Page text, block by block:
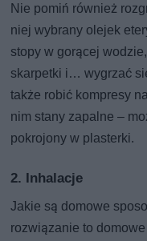
Nie pomiń również
niej wybrany olejek
stopy w gorącej
skarpetki i… wygrzać
także robić kompresy
nim stany zapalne –
pokrojony w plasterki.
2. Inhalacje
Jakie są domowe
rozwiązanie to